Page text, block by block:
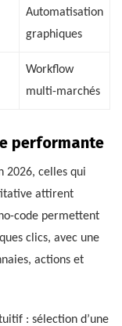
Automatisation
graphiques
Workflow
multi-marchés
performante
2026, celles qui
attirent
code permettent
clics, avec une
actions et
: sélection d’une